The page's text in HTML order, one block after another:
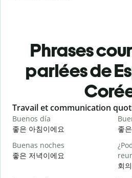
Phrases
parlées de
Slide 1 of 6
Travail et communication
Buenos día
좋은 아침이에요
좋
Buenas noches
좋은 저녁이에요
회